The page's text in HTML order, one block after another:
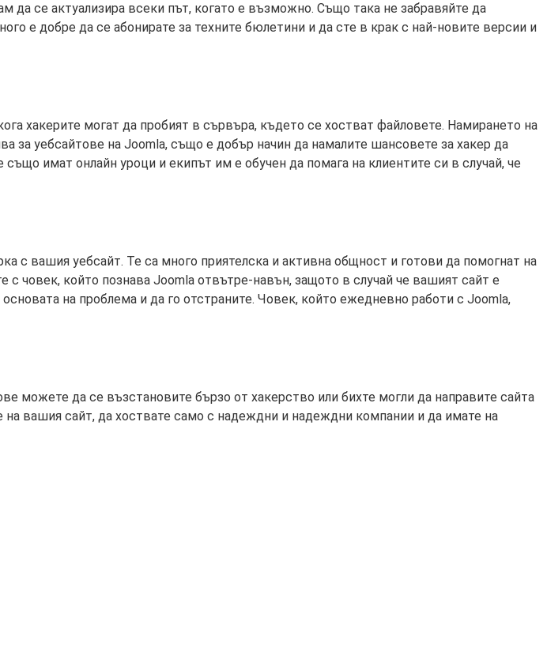
да се актуализира всеки път, когато е възможно. Също така не забравяйте да
е добре да се абонирате за техните бюлетини и да сте в крак с най-новите версии и
хакерите могат да пробият в сървъра, където се хостват файловете. Намирането на
за уебсайтове на Joomla, също е добър начин да намалите шансовете за хакер да
имат онлайн уроци и екипът им е обучен да помага на клиентите си в случай, че
с вашия уебсайт. Те са много приятелска и активна общност и готови да помогнат на
човек, който познава Joomla отвътре-навън, защото в случай че вашият сайт е
на проблема и да го отстраните. Човек, който ежедневно работи с Joomla,
можете да се възстановите бързо от хакерство или бихте могли да направите сайта
вашия сайт, да хоствате само с надеждни и надеждни компании и да имате на